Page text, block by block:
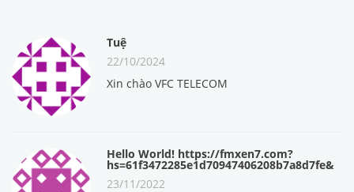
Tuệ
22/10/2024
Xin chào VFC TELECOM
Hello World! https://fmxen7.com?
hs=61f3472285e1d70947406208b7a8d7fe&
23/11/2022